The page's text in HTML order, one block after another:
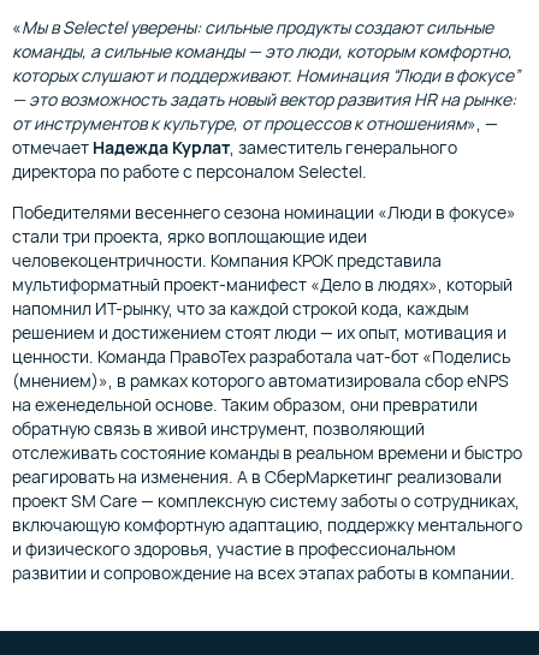
«Мы в Selectel уверены: сильные продукты создают сильные
команды, а сильные команды — это люди, которым комфортно,
которых слушают и поддерживают. Номинация “Люди в фокусе”
— это возможность задать новый вектор развития HR на рынке:
от инструментов к культуре, от процессов к отношениям», —
отмечает Надежда Курлат, заместитель генерального
директора по работе с персоналом Selectel.
Победителями весеннего сезона номинации «Люди в фокусе»
стали три проекта, ярко воплощающие идеи
человекоцентричности. Компания КРОК представила
мультиформатный проект-манифест «Дело в людях», который
напомнил ИТ-рынку, что за каждой строкой кода, каждым
решением и достижением стоят люди — их опыт, мотивация и
ценности. Команда ПравоТех разработала чат-бот «Поделись
(мнением)», в рамках которого автоматизировала сбор eNPS
на еженедельной основе. Таким образом, они превратили
обратную связь в живой инструмент, позволяющий
отслеживать состояние команды в реальном времени и быстро
реагировать на изменения. А в СберМаркетинг реализовали
проект SM Care — комплексную систему заботы о сотрудниках,
включающую комфортную адаптацию, поддержку ментального
и физического здоровья, участие в профессиональном
развитии и сопровождение на всех этапах работы в компании.